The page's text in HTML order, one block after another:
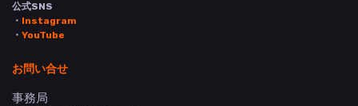
公式SNS
・ Instagram
・ YouTube
お問い合せ
事務局